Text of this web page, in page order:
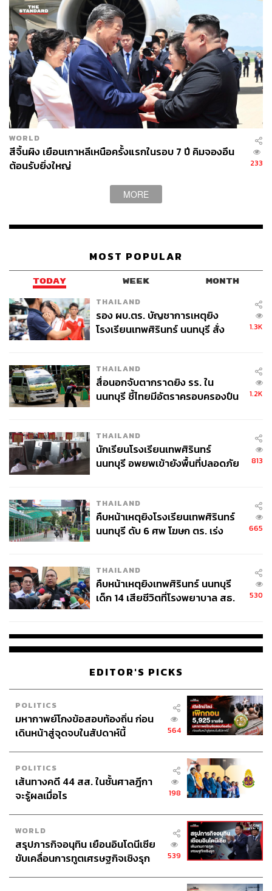
เกาหลีเหนือที่ถูกตั้งขึ้นในช่วงปลายปี 1940 เป็นสถานที่เพื่อ
ลงโทษประชาชนที่ออกมาต่อต้านรัฐ โดยชาวเกาหลีเหนือที่
สามารถหลบหนีออกมาได้เปิดเผยว่า ชาวเกาหลีเหนือที่ถูก
จับกุมอยู่ที่นี่มักเสียชีวิตเพราะขาดอาหาร หรือการบังคับใช้
แรงงานอย่างหนัก เช่น การทำงาน 14-16 ชั่วโมงต่อวัน
อย่างไรก็ตาม เกาหลีเหนือออกมาปฏิเสธว่าสถานที่ดัง
กล่าวไม่มีอยู่จริง แต่รายงานพิเศษของสหประชาชาติ ปี 2014
เปิดเผยว่า จากภาพดาวเทียมและหลักฐานการตรวจสอบ
ร่างกายของผู้ที่ถูกจับกุม คาดว่า Hard Labour น่าจะยังมีอยู่
และสันนิษฐานว่าน่าจะมีการกักขังนักโทษไปแล้วประมาณ
80,000 ถึง 120,000 คน โดยรายงานยังเปิดเผยถึงการทรมาน
ทางการสหรัฐฯ กล่าวหาเกาหลีเหนือว่าพยายามจับกุม
หลังจากเกาหลีเหนือทดลองปล่อยขีปนาวุธอย่างต่อเนื่องใน
ช่วงต้นปี และสหรัฐฯ ทำการซ้อมรบกับญี่ปุ่น อีกทั้งเคยมีแผน
ว่าจะพัฒนาขีปนาวุธป้องกันนิวเคลียร์ในเกาหลีใต้ อ่านเพิ่ม
ชิงโจมตีก่อนจะเกิดขึ้นจริงหรือ?
อ้างอิง:
www.ohchr.org/EN/HRBodies/HRC/CoIDPRK/Page
s/ReportoftheCommissionofInquiryDPRK.aspx
documents-dds-ny.un.org/doc/UNDOC/GEN/G14/10
8/66/PDF/G1410866.pdf?OpenElement
TAGS: Pariah State Hard Labour
North Korea
Kim Jong-un
Otto Warmbier
239
กานท์กลอน รักธรรม
บรรณาธิการข่าวต่างประเทศ สำนักข่าว THE
STANDARD / ผู้สื่อข่าวโทรทัศน์
WORLD
สีจิ้นผิง เยือนเกาหลีเหนือครั้งแรกในรอบ 7 ปี คิมจองอึน
ต้อนรับยิ่งใหญ่
233
MORE
MOST POPULAR
TODAY WEEK MONTH
THAILAND
รอง ผบ.ตร. บัญชาการเหตุยิง
โรงเรียนเทพศิรินทร์ นนทบุรี สั่ง
1.3K
THAILAND
สื่อนอกจับตากราดยิง รร. ใน
นนทบุรี ชี้ไทยมีอัตราครอบครองปืน
1.2K
THAILAND
นักเรียนโรงเรียนเทพศิรินทร์
นนทบุรี อพยพเข้ายังพื้นที่ปลอดภัย
813
THAILAND
คืบหน้าเหตุยิงโรงเรียนเทพศิรินทร์
นนทบุรี ดับ 6 ศพ โฆษก ตร. เร่ง
665
THAILAND
คืบหน้าเหตุยิงเทพศิรินทร์ นนทบุรี
เด็ก 14 เสียชีวิตที่โรงพยาบาล สธ.
530
EDITOR'S PICKS
POLITICS
มหากาพย์โกงข้อสอบท้องถิ่น ก่อน
เดินหน้าสู่จุดจบในสัปดาห์นี้
564
POLITICS
เส้นทางคดี 44 สส. ในชั้นศาลฎีกา
จะรู้ผลเมื่อไร
198
WORLD
สรุปภารกิจอนุทิน เยือนอินโดนีเซีย
ขับเคลื่อนการทูตเศรษฐกิจเชิงรุก
539